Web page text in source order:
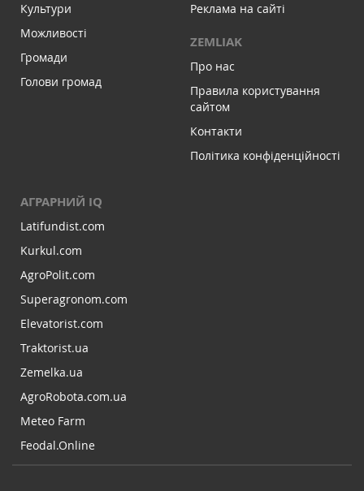
Культури
Можливості
Громади
Голови громад
Реклама на сайті
ZEMLIAK
Про нас
Правила користування
сайтом
Контакти
Політика конфіденційності
АГРАРНИЙ IQ
Latifundist.com
Kurkul.com
AgroPolit.com
Superagronom.com
Elevatorist.com
Traktorist.ua
Zemelka.ua
AgroRobota.com.ua
Meteo Farm
Feodal.Online